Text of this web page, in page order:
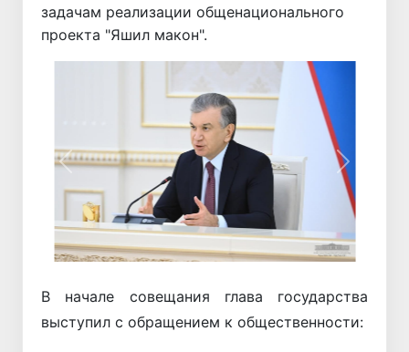
задачам реализации общенационального
проекта "Яшил макон".
Назад Вперёд
В начале совещания глава государства
выступил с обращением к общественности: